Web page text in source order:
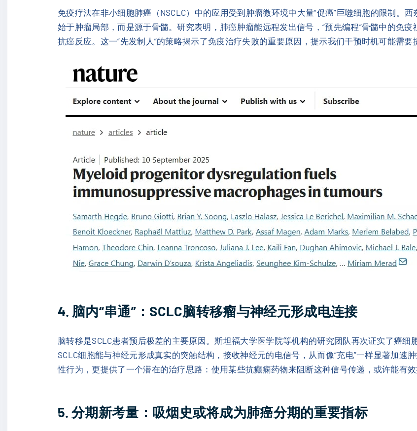
免疫疗法在非小细胞肺癌（NSCLC）中的应用受到肿瘤微环境中大量“促癌”巨噬细胞的限制。
始于肿瘤局部，而是源于骨髓。研究表明，肺癌肿瘤能远程发出信号，“预先编程”骨髓中的免
抗癌反应。这一“先发制人”的策略揭示了免疫治疗失败的重要原因，提示我们干预时机可能需要
4. 脑内“串通”：SCLC脑转移瘤与神经元形成电连接
脑转移是SCLC患者预后极差的主要原因。斯坦福大学医学院等机构的研究团队再次证实了癌细
SCLC细胞能与神经元形成真实的突触结构，接收神经元的电信号，从而像“充电”一样显著加速
性行为，更提供了一个潜在的治疗思路：使用某些抗癫痫药物来阻断这种信号传递，或许能有效
5. 分期新考量：吸烟史或将成为肺癌分期的重要指标